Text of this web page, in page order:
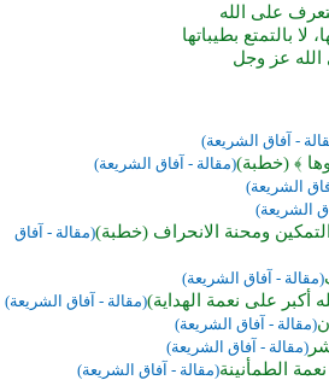
على الله
بالتمتع بطيباتها
عز وجل
- آفاق الشريعة)
﴾ (خطبة)(مقالة - آفاق الشريعة)
الشريعة)
الشريعة)
ومحنة الانحراف (خطبة)(مقالة - آفاق
(مقالة - آفاق الشريعة)
أكبر على نعمة الهداية)(مقالة - آفاق الشريعة)
(مقالة - آفاق الشريعة)
(مقالة - آفاق الشريعة)
الطمأنينة(مقالة - آفاق الشريعة)